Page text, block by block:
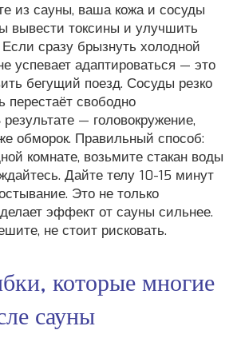
из сауны, ваша кожа и сосуды
вывести токсины и улучшить
сразу брызнуть холодной
успевает адаптироваться — это
бегущий поезд. Сосуды резко
перестаёт свободно
— головокружение,
обморок. Правильный способ:
комнате, возьмите стакан воды
Дайте телу 10-15 минут
Это не только
эффект от сауны сильнее.
не стоит рисковать.
которые многие
сауны